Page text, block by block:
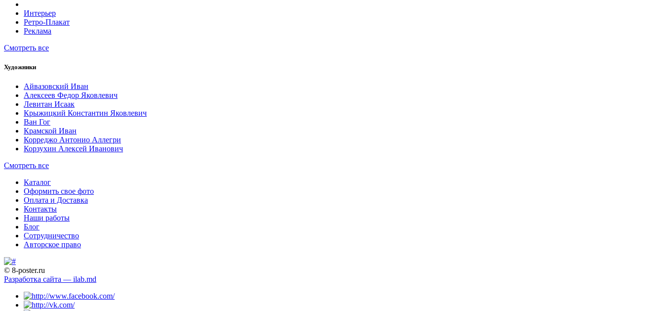
Интерьер
Ретро-Плакат
Реклама
Смотреть все
Художники
Айвазовский Иван
Алексеев Федор Яковлевич
Левитан Исаак
Крыжицкий Константин Яковлевич
Ван Гог
Крамской Иван
Корреджо Антонио Аллегри
Корзухин Алексей Иванович
Смотреть все
Каталог
Оформить свое фото
Оплата и Доставка
Контакты
Наши работы
Блог
Сотрудничество
Авторское право
© 8-poster.ru
Разработка сайта — ilab.md